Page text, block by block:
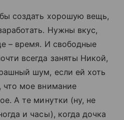
создать хорошую вещь,
Нужны вкус,
– время. И свободные
всегда заняты Никой,
шум, если ей хоть
что мое внимание
А те минутки (ну, не
и часы), когда дочка